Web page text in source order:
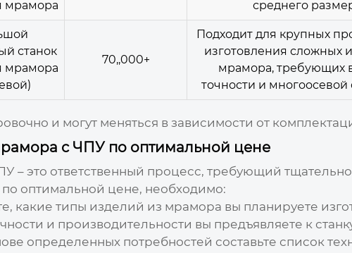
мрамора
среднего
станок
мрамора
70,,000+
Подходит для крупных
изготовления сложных
мрамора, требующих
точности и многоосевой
и могут меняться в зависимости от
с ЧПУ по оптимальной цене
– это ответственный процесс, требующий
оптимальной цене, необходимо:
какие типы изделий из мрамора вы планируете
и производительности вы предъявляете к
определенных потребностей составьте список